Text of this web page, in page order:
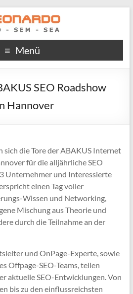
Menü
SEO Roadshow
Hannover
sich die Tore der ABAKUS Internet
für die alljährliche SEO
Unternehmer und Interessierte
einen Tag voller
Wissen und Networking,
Mischung aus Theorie und
durch die Teilnahme an der
und OnPage-Experte, sowie
Offpage-SEO-Teams, teilen
aktuelle SEO-Entwicklungen. Von
bis zu den einflussreichsten